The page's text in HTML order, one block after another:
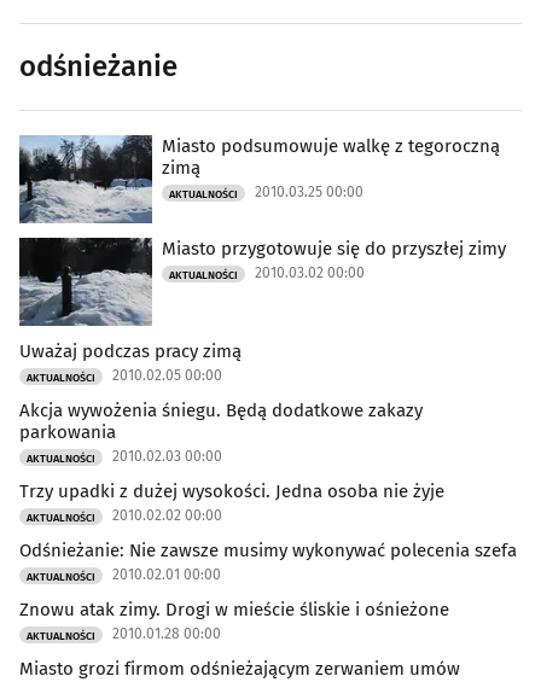
odśnieżanie
Miasto podsumowuje walkę z tegoroczną
zimą
AKTUALNOŚCI 2010.03.25 00:00
Miasto przygotowuje się do przyszłej zimy
AKTUALNOŚCI 2010.03.02 00:00
Uważaj podczas pracy zimą
AKTUALNOŚCI 2010.02.05 00:00
Akcja wywożenia śniegu. Będą dodatkowe zakazy
parkowania
AKTUALNOŚCI 2010.02.03 00:00
Trzy upadki z dużej wysokości. Jedna osoba nie żyje
AKTUALNOŚCI 2010.02.02 00:00
Odśnieżanie: Nie zawsze musimy wykonywać polecenia szefa
AKTUALNOŚCI 2010.02.01 00:00
Znowu atak zimy. Drogi w mieście śliskie i ośnieżone
AKTUALNOŚCI 2010.01.28 00:00
Miasto grozi firmom odśnieżającym zerwaniem umów